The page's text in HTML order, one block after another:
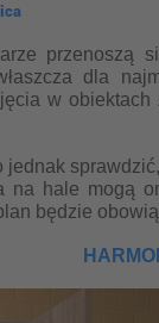
dla
w
jednak
na hale mogą
będzie